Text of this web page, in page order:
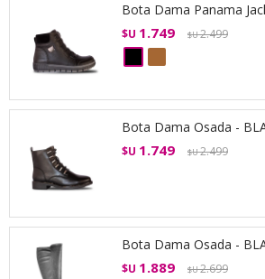
Bota Dama Panama
$U 1.749 $U2.499
Bota Dama Osada -
$U 1.749 $U2.499
Bota Dama Osada -
$U 1.889 $U2.699